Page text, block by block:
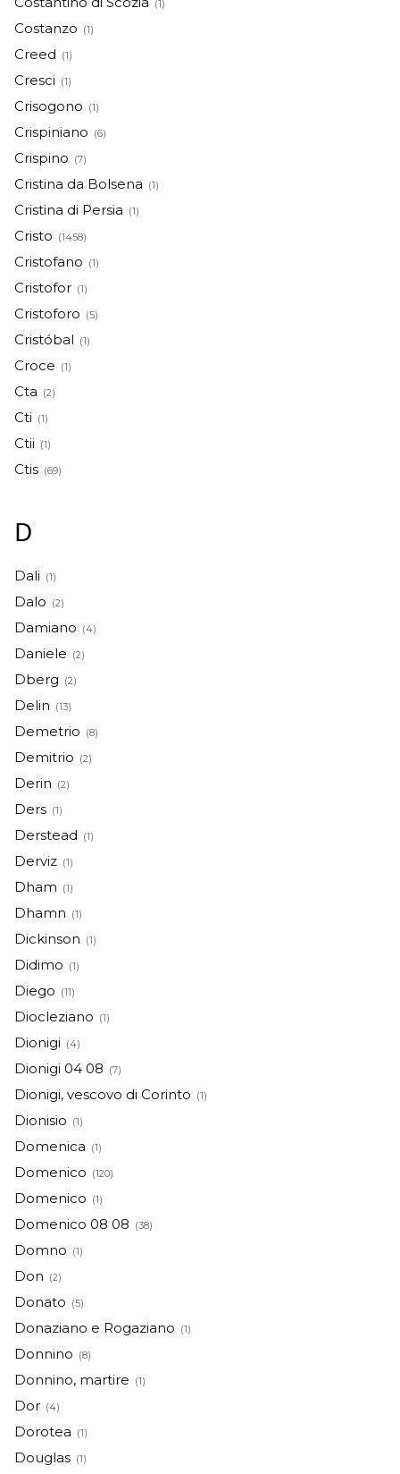
(1)
Costanzo (1)
Creed (1)
Cresci (1)
Crisogono (1)
Crispiniano (6)
Crispino (7)
Cristina da Bolsena (1)
Cristina di Persia (1)
Cristo (1458)
Cristofano (1)
Cristofor (1)
Cristoforo (5)
Cristóbal (1)
Croce (1)
Cta (2)
Cti (1)
Ctii (1)
Ctis (69)
D
Dali (1)
Dalo (2)
Damiano (4)
Daniele (2)
Dberg (2)
Delin (13)
Demetrio (8)
Demitrio (2)
Derin (2)
Ders (1)
Derstead (1)
Derviz (1)
Dham (1)
Dhamn (1)
Dickinson (1)
Didimo (1)
Diego (11)
Diocleziano (1)
Dionigi (4)
Dionigi 04 08 (7)
Dionigi, vescovo di Corinto (1)
Dionisio (1)
Domenica (1)
Domenico (120)
Domenico (1)
Domenico 08 08 (38)
Domno (1)
Don (2)
Donato (5)
Donaziano e Rogaziano (1)
Donnino (8)
Donnino, martire (1)
Dor (4)
Dorotea (1)
Douglas (1)